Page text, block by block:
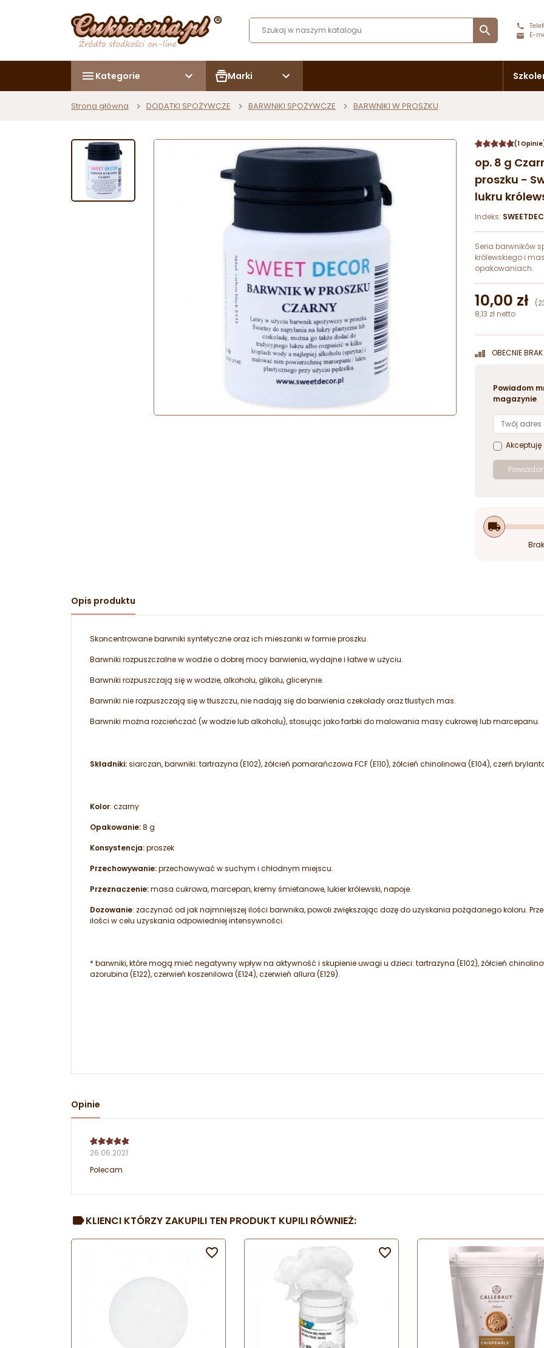

E-
Kategorie Marki
Strona główna DODATKI SPOŻYWCZE BARWNIKI SPOŻYWCZE BARWNIKI W PROSZKU
(1
op. 8 g
proszku -
lukru
Indeks:
Seria barwników
królewskiego i
opakowaniach.
10,00 zł
8,13 zł netto
OBECNIE
Powiadom
magazynie
Akceptuję
local_shipping
Opis produktu
Skoncentrowane barwniki syntetyczne oraz ich mieszanki w formie proszku.
Barwniki rozpuszczalne w wodzie o dobrej mocy barwienia, wydajne i łatwe w użyciu.
Barwniki rozpuszczają się w wodzie, alkoholu, glikolu, glicerynie.
Barwniki nie rozpuszczają się w tłuszczu, nie nadają się do barwienia czekolady oraz tłustych mas.
Barwniki można rozcieńczać (w wodzie lub alkoholu), stosując jako farbki do malowania masy cukrowej lub marcepanu.
Składniki:siarczan, barwniki: tartrazyna (E102), żółcień pomarańczowa FCF (E110), żółcień chinolinowa (E104), czerń
Kolor: czarny
Opakowanie:8 g
Konsystencja:proszek
Przechowywanie:przechowywać w suchym i chłodnym miejscu.
Przeznaczenie:masa cukrowa, marcepan, kremy śmietanowe, lukier królewski, napoje.
Dozowanie: zaczynać od jak najmniejszej ilości barwnika, powoli zwiększając dozę do uzyskania pożądanego koloru.
ilości w celu uzyskania odpowiedniej intensywności.
* barwniki, które mogą mieć negatywny wpływ na aktywność i skupienie uwagi u dzieci: tartrazyna (E102), żółcień
azorubina (E122), czerwień koszenilowa (E124), czerwień allura (E129).
Opinie
26.06.2021
Polecam
KLIENCI KTÓRZY ZAKUPILI TEN PRODUKT KUPILI RÓWNIEŻ:
 